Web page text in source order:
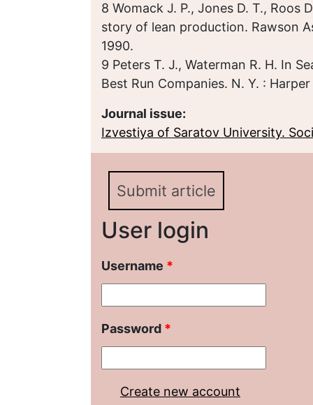
8 Womack J. P., Jones D. T., Roos
story of lean production. Rawson
1990.
9 Peters T. J., Waterman R. H. In
Best Run Companies. N. Y. :
Journal issue:
Izvestiya of Saratov University.
Submit article
User login
Username *
Password *
Create new account